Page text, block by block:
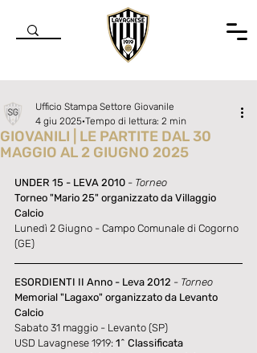
GIOVANILI | LE PARTITE DAL 30
MAGGIO AL 2 GIUGNO 2025
Ufficio Stampa Settore Giovanile
4 giu 2025 Tempo di lettura: 2 min
UNDER 15 - LEVA 2010 - Torneo
Torneo "Mario 25" organizzato da Villaggio
Calcio
Lunedì 2 Giugno - Campo Comunale di Cogorno
(GE)
ESORDIENTI II Anno - Leva 2012 - Torneo
Memorial "Lagaxo" organizzato da Levanto
Calcio
Sabato 31 maggio - Levanto (SP)
USD Lavagnese 1919: 1^ Classificata